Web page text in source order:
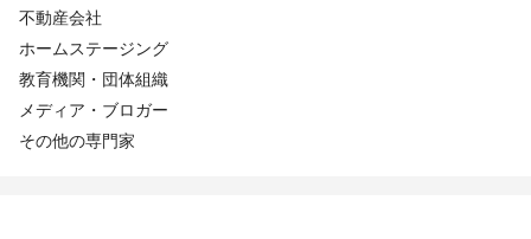
不動産会社
ホームステージング
教育機関・団体組織
メディア・ブロガー
その他の専門家